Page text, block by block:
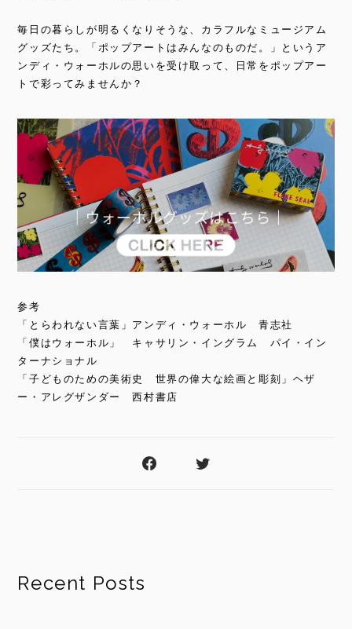
毎日の暮らしが明るくなりそうな、カラフルなミュージアム
グッズたち。「ポップアートはみんなのものだ。」というア
ンディ・ウォーホルの思いを受け取って、日常をポップアー
トで彩ってみませんか？
参考
「とらわれない言葉」アンディ・ウォーホル 青志社
「僕はウォーホル」 キャサリン・イングラム パイ・イン
ターナショナル
「子どものための美術史 世界の偉大な絵画と彫刻」ヘザ
ー・アレグザンダー 西村書店
Recent Posts